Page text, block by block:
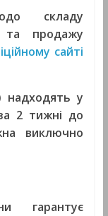
складу
та продажу
сайті
надходять у
2 тижні до
виключно
гарантує